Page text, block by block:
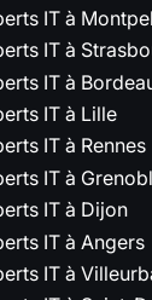
IT à
IT à
IT à
IT à Lille
IT à Rennes
IT à
IT à Dijon
IT à Angers
IT à